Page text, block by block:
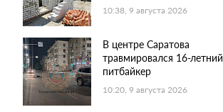
10:38, 9 августа 2026
В центре Саратова
травмировался 16-летний
питбайкер
10:20, 9 августа 2026